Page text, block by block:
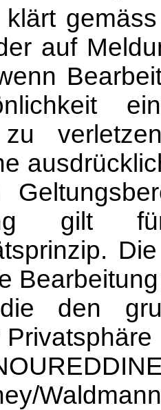
klärt
auf
zu
den